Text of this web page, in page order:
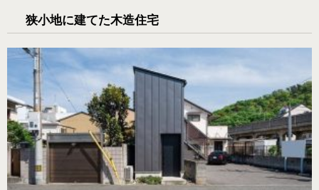
狭小地に建てた木造住宅